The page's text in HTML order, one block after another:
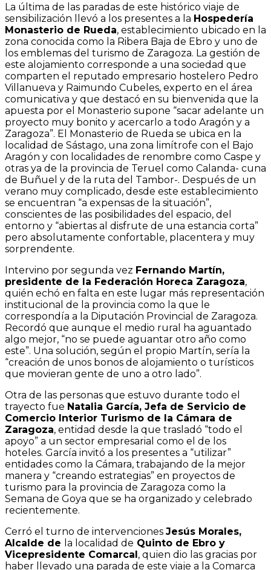
La última de las paradas de este histórico viaje de
sensibilización llevó a los presentes a la Hospedería
Monasterio de Rueda, establecimiento ubicado en la
zona conocida como la Ribera Baja de Ebro y uno de
los emblemas del turismo de Zaragoza. La gestión de
este alojamiento corresponde a una sociedad que
comparten el reputado empresario hostelero Pedro
Villanueva y Raimundo Cubeles, experto en el área
comunicativa y que destacó en su bienvenida que la
apuesta por el Monasterio supone “sacar adelante un
proyecto muy bonito y acercarlo a todo Aragón y a
Zaragoza”. El Monasterio de Rueda se ubica en la
localidad de Sástago, una zona limítrofe con el Bajo
Aragón y con localidades de renombre como Caspe y
otras ya de la provincia de Teruel como Calanda- cuna
de Buñuel y de la ruta del Tambor-. Después de un
verano muy complicado, desde este establecimiento
se encuentran “a expensas de la situación”,
conscientes de las posibilidades del espacio, del
entorno y “abiertas al disfrute de una estancia corta”
pero absolutamente confortable, placentera y muy
sorprendente.
Intervino por segunda vez Fernando Martín,
presidente de la Federación Horeca Zaragoza,
quién echó en falta en este lugar más representación
institucional de la provincia como la que le
correspondía a la Diputación Provincial de Zaragoza.
Recordó que aunque el medio rural ha aguantado
algo mejor, “no se puede aguantar otro año como
este”. Una solución, según el propio Martín, sería la
“creación de unos bonos de alojamiento o turísticos
que movieran gente de uno a otro lado”.
Otra de las personas que estuvo durante todo el
trayecto fue Natalia García, Jefa de Servicio de
Comercio Interior Turismo de la Cámara de
Zaragoza, entidad desde la que trasladó “todo el
apoyo” a un sector empresarial como el de los
hoteles. García invitó a los presentes a “utilizar”
entidades como la Cámara, trabajando de la mejor
manera y “creando estrategias” en proyectos de
turismo para la provincia de Zaragoza como la
Semana de Goya que se ha organizado y celebrado
recientemente.
Cerró el turno de intervenciones Jesús Morales,
Alcalde de la localidad de Quinto de Ebro y
Vicepresidente Comarcal, quien dio las gracias por
haber llevado una parada de este viaje a la Comarca